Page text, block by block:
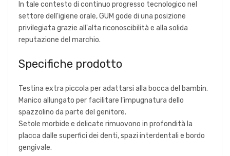
In tale contesto di continuo progresso tecnologico nel
settore dell'igiene orale, GUM gode di una posizione
privilegiata grazie all'alta riconoscibilità e alla solida
reputazione del marchio.
Specifiche prodotto
Testina extra piccola per adattarsi alla bocca del bambin.
Manico allungato per facilitare l’impugnatura dello
spazzolino da parte del genitore.
Setole morbide e delicate rimuovono in profondità la
placca dalle superfici dei denti, spazi interdentali e bordo
gengivale.